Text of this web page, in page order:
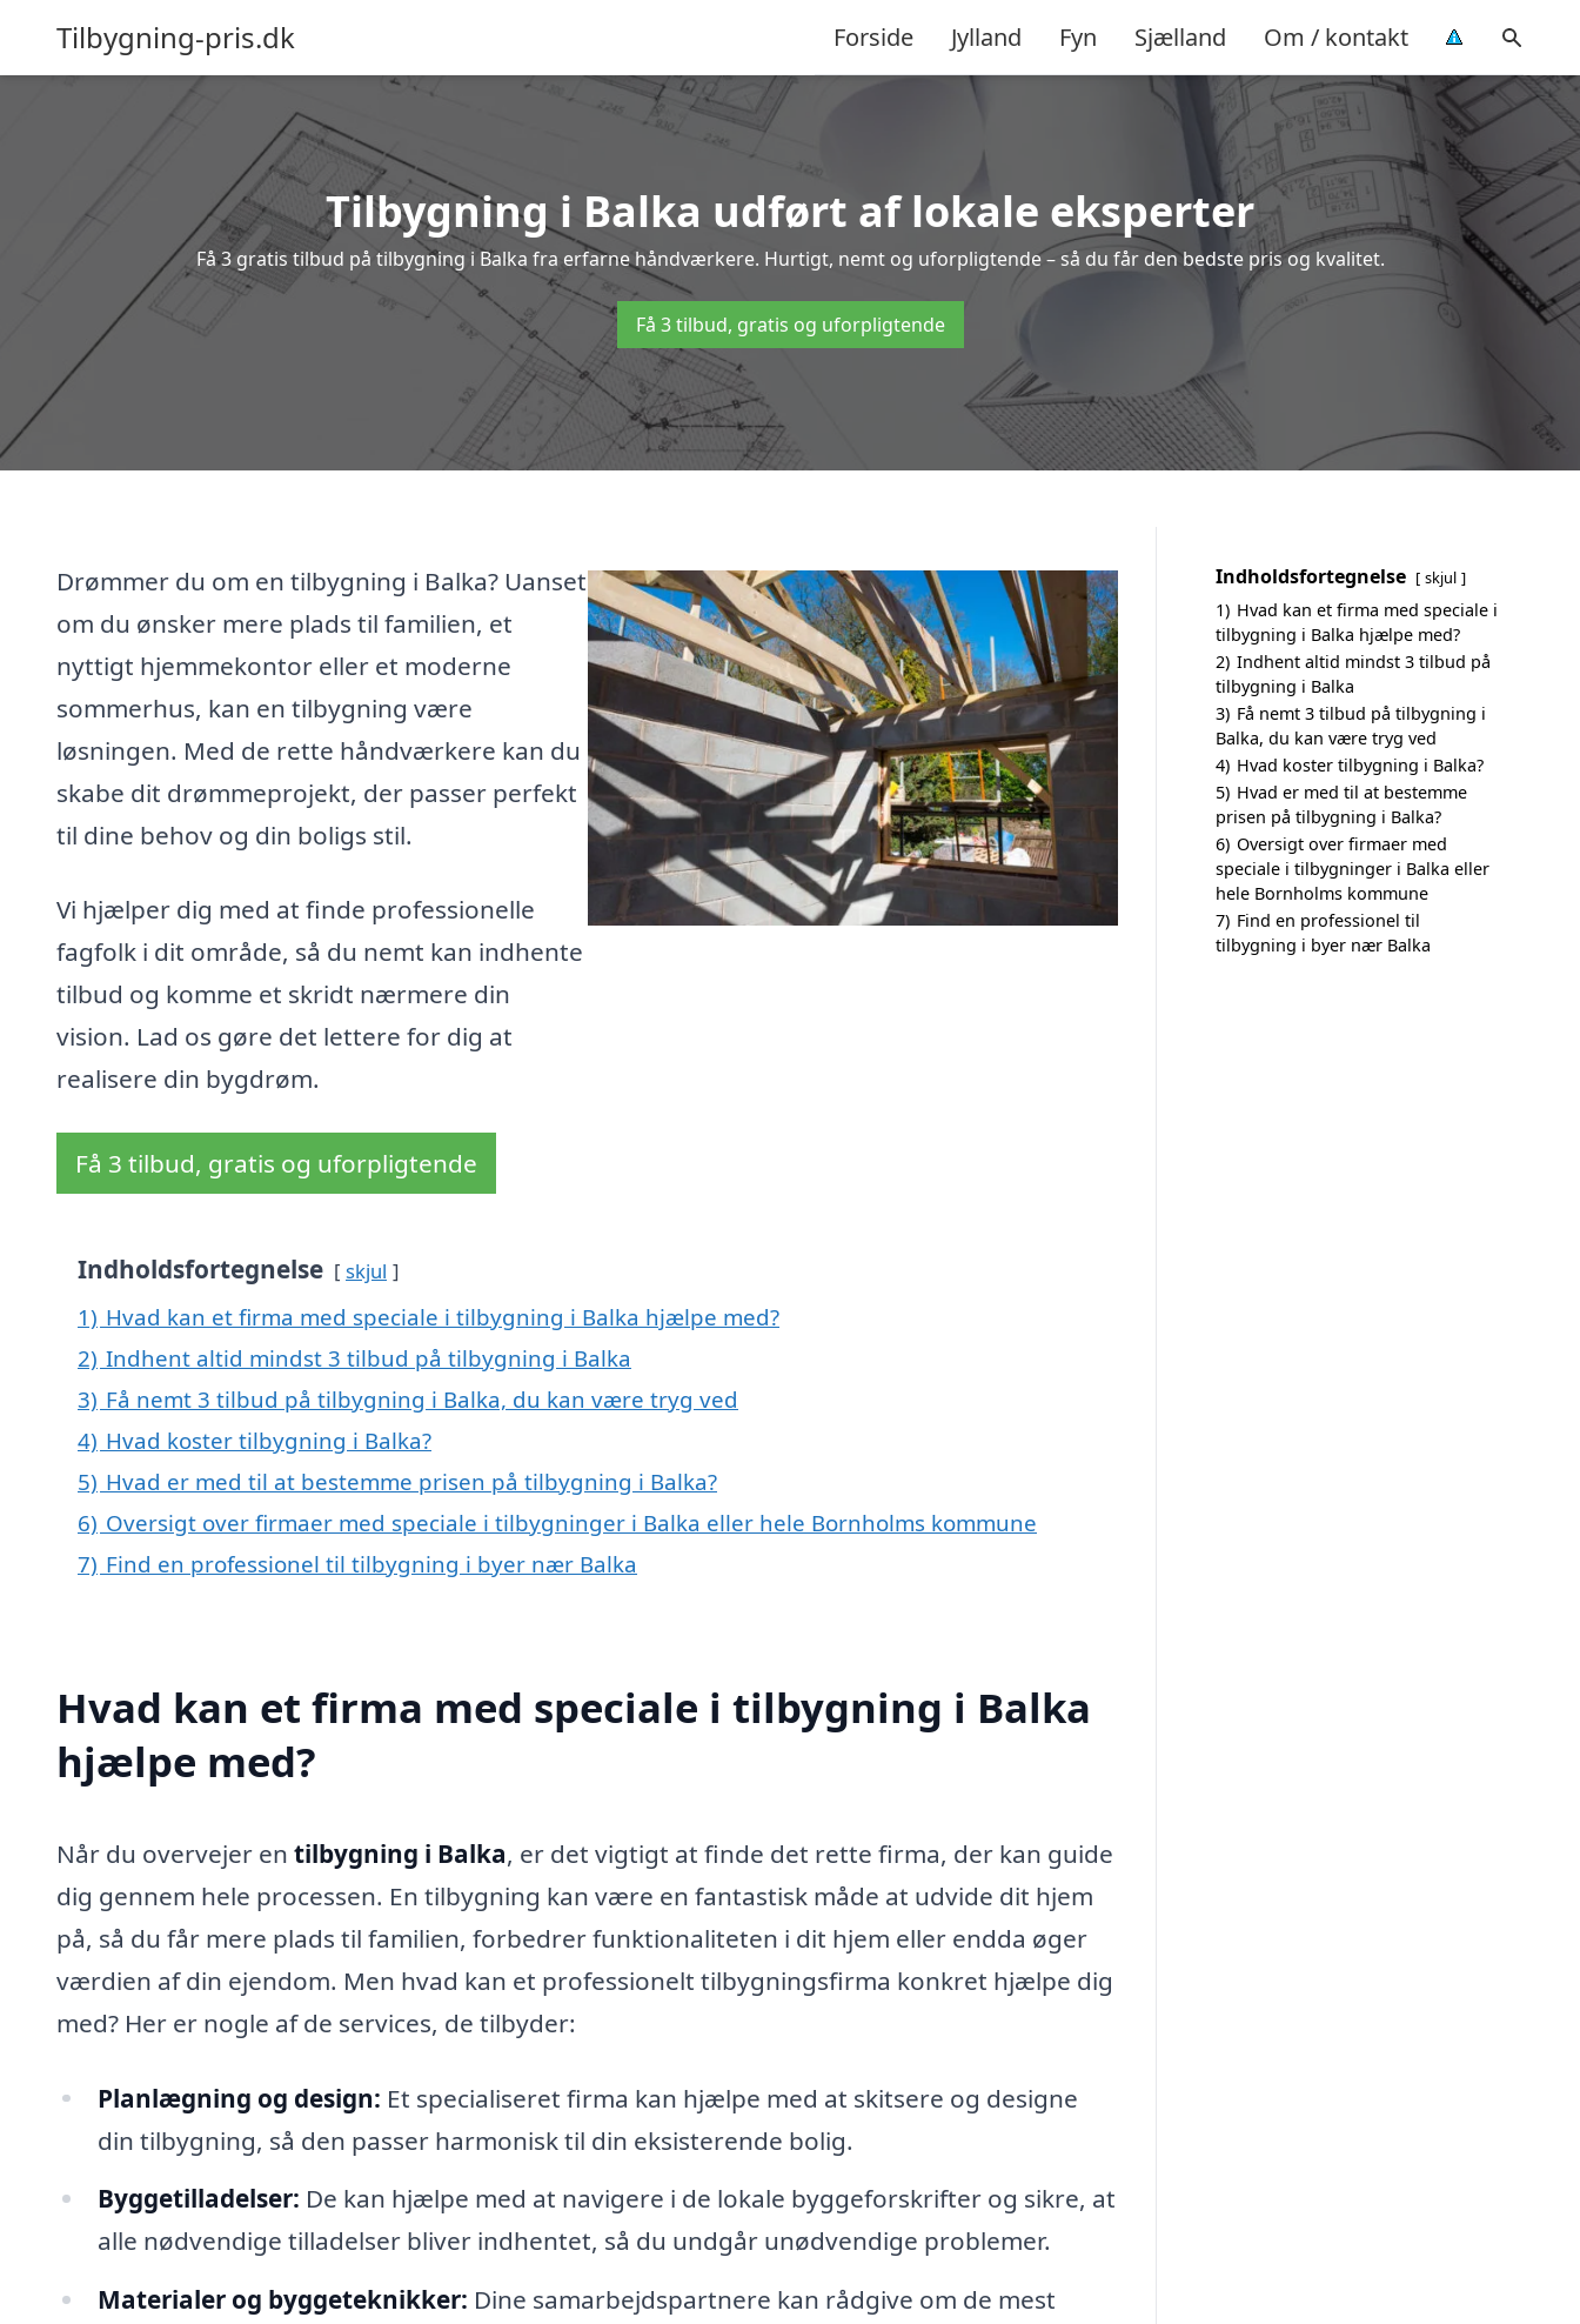
Tilbygning-pris.dk Forside Jylland Fyn Sjælland Om / kontakt
Tilbygning i Balka udført af lokale eksperter
Få 3 gratis tilbud på tilbygning i Balka fra erfarne håndværkere. Hurtigt, nemt og uforpligtende – så du får den bedste pris og kvalitet.
Få 3 tilbud, gratis og uforpligtende
Drømmer du om en tilbygning i Balka? Uanset
om du ønsker mere plads til familien, et
nyttigt hjemmekontor eller et moderne
sommerhus, kan en tilbygning være
løsningen. Med de rette håndværkere kan du
skabe dit drømmeprojekt, der passer perfekt
til dine behov og din boligs stil.
Vi hjælper dig med at finde professionelle
fagfolk i dit område, så du nemt kan indhente
tilbud og komme et skridt nærmere din
vision. Lad os gøre det lettere for dig at
realisere din bygdrøm.
Få 3 tilbud, gratis og uforpligtende
Indholdsfortegnelse skjul
1) Hvad kan et firma med speciale i tilbygning i Balka hjælpe med?
2) Indhent altid mindst 3 tilbud på tilbygning i Balka
3) Få nemt 3 tilbud på tilbygning i Balka, du kan være tryg ved
4) Hvad koster tilbygning i Balka?
5) Hvad er med til at bestemme prisen på tilbygning i Balka?
6) Oversigt over firmaer med speciale i tilbygninger i Balka eller hele Bornholms kommune
7) Find en professionel til tilbygning i byer nær Balka
Hvad kan et firma med speciale i tilbygning i Balka
hjælpe med?
Når du overvejer en tilbygning i Balka, er det vigtigt at finde det rette firma, der kan guide
dig gennem hele processen. En tilbygning kan være en fantastisk måde at udvide dit hjem
på, så du får mere plads til familien, forbedrer funktionaliteten i dit hjem eller endda øger
værdien af din ejendom. Men hvad kan et professionelt tilbygningsfirma konkret hjælpe dig
med? Her er nogle af de services, de tilbyder:
Planlægning og design: Et specialiseret firma kan hjælpe med at skitsere og designe
din tilbygning, så den passer harmonisk til din eksisterende bolig.
Byggetilladelser: De kan hjælpe med at navigere i de lokale byggeforskrifter og sikre, at
alle nødvendige tilladelser bliver indhentet, så du undgår unødvendige problemer.
Materialer og byggeteknikker: Dine samarbejdspartnere kan rådgive om de mest
Indholdsfortegnelse skjul
1) Hvad kan et firma med speciale i
tilbygning i Balka hjælpe med?
2) Indhent altid mindst 3 tilbud på
tilbygning i Balka
3) Få nemt 3 tilbud på tilbygning i
Balka, du kan være tryg ved
4) Hvad koster tilbygning i Balka?
5) Hvad er med til at bestemme
prisen på tilbygning i Balka?
6) Oversigt over firmaer med
speciale i tilbygninger i Balka eller
hele Bornholms kommune
7) Find en professionel til
tilbygning i byer nær Balka